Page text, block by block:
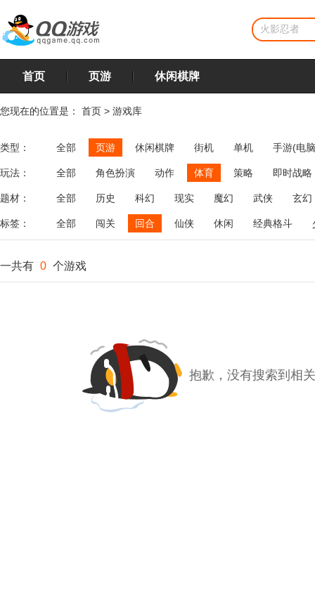
首页 页游 休闲棋牌
您现在的位置是： 首页 > 游戏库
类型： 全部 页游 休闲棋牌 街机 单机 手游(电
玩法： 全部 角色扮演 动作 体育 策略
即时战略
飞行
恋爱 第三人称射击 棋类 牌类 麻将
题材： 全部 历史 科幻 现实 魔幻 武侠 玄幻
标签： 全部 闯关 回合 仙侠 休闲 经典格斗
一共有 0 个游戏
抱歉，没有搜索到相